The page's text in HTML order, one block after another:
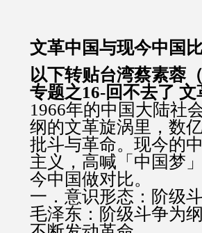
文革中国与现今中国
以下转贴台湾蔡素蓉
专题之16-回不去了
1966年的中国大陆社
纲的文革旋涡里，数
批斗与革命。现今的
主义，高喊「中国梦
今中国做对比。
一．意识形态：阶级
毛泽东：阶级斗争为纲